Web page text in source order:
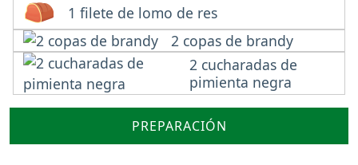
1 filete de lomo de res
2 copas de brandy
2 cucharadas de
pimienta negra
PREPARACIÓN